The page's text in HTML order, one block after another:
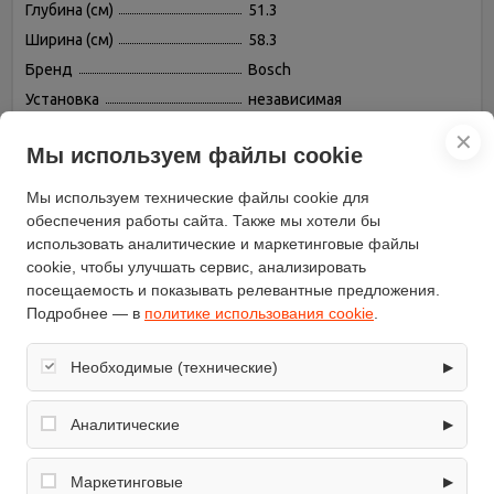
Глубина (см)
51.3
Ширина (см)
58.3
Бренд
Bosch
Установка
независимая
(кВт)
нагрева
Защитное отключение
есть
Переключатели
сенсорные
Индикатор остаточного
есть
Расположение панели
спереди
Материал рабочей
поверхности
стеклокерамика
✕
Мы используем файлы cookie
Мы используем технические файлы cookie для
обеспечения работы сайта. Также мы хотели бы
использовать аналитические и маркетинговые файлы
cookie, чтобы улучшать сервис, анализировать
посещаемость и показывать релевантные предложения.
Подробнее — в политике использования cookie
Необходимые (технические) ▶
Обеспечивают корректную работу сайта: оформление
заказа, корзина, вход в личный кабинет. Без них основные
Аналитические ▶
Собирают обезличенную информацию о посещениях и
использовании сайта (например, счётчики аналитики),
Маркетинговые ▶